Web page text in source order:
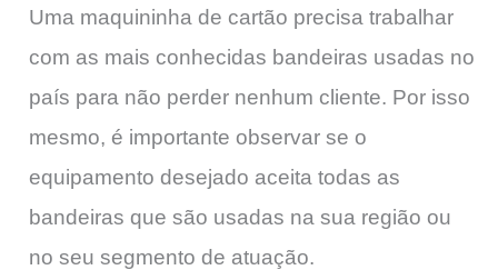
Uma maquininha de cartão precisa trabalhar
com as mais conhecidas bandeiras usadas no
país para não perder nenhum cliente. Por isso
mesmo, é importante observar se o
equipamento desejado aceita todas as
bandeiras que são usadas na sua região ou
no seu segmento de atuação.